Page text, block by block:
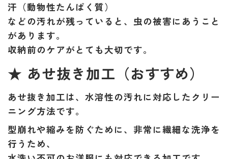
汗（動物性たんぱく質）
などの汚れが残っていると、虫の被害にあうこと
があります。
収納前のケアがとても大切です。
★ あせ抜き加工（おすすめ）
あせ抜き加工は、 水溶性の汚れに対応したクリー
ニング方法です。
型崩れや縮みを防ぐために、非常に繊細な洗浄を
行うため、